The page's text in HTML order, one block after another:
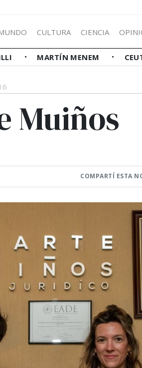
CULTURA CIENCIA
MARTÍN MENEM
Muiños
COMPARTÍ ESTA